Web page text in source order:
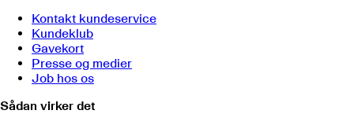
Kontakt kundeservice
Kundeklub
Gavekort
Presse og medier
Job hos os
Sådan virker det